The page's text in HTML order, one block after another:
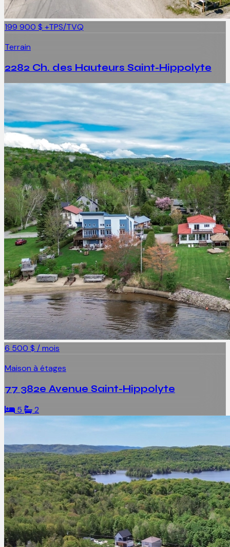
199 900 $ +TPS/TVQ
Terrain
2282 Ch. des Hauteurs Saint-Hippolyte
6 500 $ / mois
Maison à étages
77 382e Avenue Saint-Hippolyte
5 2